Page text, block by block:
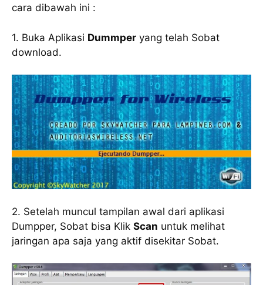
cara dibawah ini :
1. Buka Aplikasi Dummper yang telah Sobat
download.
2. Setelah muncul tampilan awal dari aplikasi
Dumpper, Sobat bisa Klik Scan untuk melihat
jaringan apa saja yang aktif disekitar Sobat.